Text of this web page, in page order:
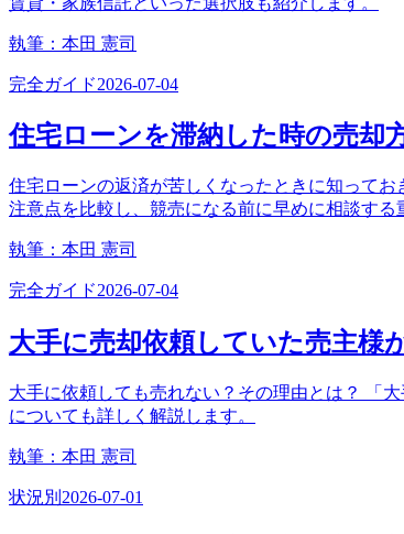
執筆： 本田 憲司
完全ガイド2026-07-04
住宅ローンを滞納した時の売却
住宅ローンの返済が苦しくなったときに知って
注意点を比較し、競売になる前に早めに相談する
執筆： 本田 憲司
完全ガイド2026-07-04
大手に売却依頼していた売主様
大手に依頼しても売れない？その理由とは？ 「
についても詳しく解説します。
執筆： 本田 憲司
状況別 2026-07-01